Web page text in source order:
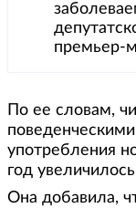
премьер-
По ее словам,
употребления
год
Она добавила,